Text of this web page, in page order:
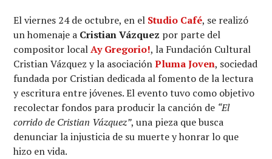
El viernes 24 de octubre, en el Studio Café, se realizó
un homenaje a Cristian Vázquez por parte del
compositor localAy Gregorio!, la Fundación Cultural
Cristian Vázquez y la asociaciónPluma Joven, sociedad
fundada por Cristian dedicada al fomento de la lectura
y escritura entre jóvenes. El evento tuvo como objetivo
recolectar fondos para producir la canción de “El
corrido de Cristian Vázquez”, una pieza que busca
denunciar la injusticia de su muerte y honrar lo que
hizo en vida.